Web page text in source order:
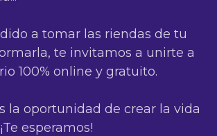
a tomar las riendas de tu
te invitamos a unirte a
100% online y gratuito.
la oportunidad de crear la vida
esperamos!